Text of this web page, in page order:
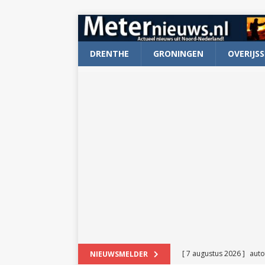
DRENTHE GRONINGEN
NIEUWSMELDER [ 7 augustus 2026 ]